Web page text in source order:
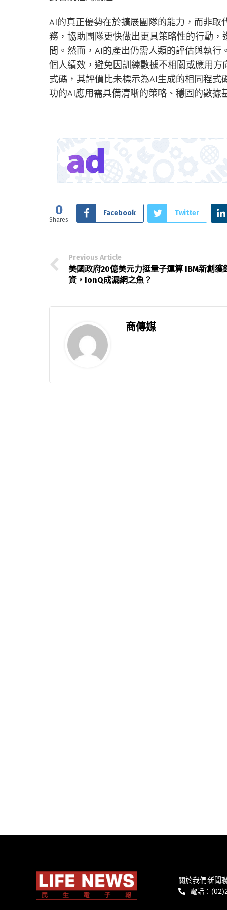
AI的真正優勢在於擴展團隊的能力，而非
務，協助團隊更快做出更具策略性的行動
間。然而，AI的產出仍需人類的評估與執
個人績效，避免因訓練數據不相關或應用
式碼，其評價比未標示為AI生成的相同程
功的AI應用需具備清晰的策略、穩固的數據
0
Shares
Facebook Twitter
Previous Article
美國政府20億美元力挺量子運算 IBM新創獲
資，IonQ成漏網之魚？
商傳媒
關於我們新聞
電話：